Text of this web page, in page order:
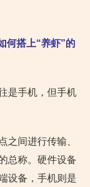
何搭上“养虾”的
是手机，但手机
之间进行传输、
总称。硬件设备
设备，手机则是